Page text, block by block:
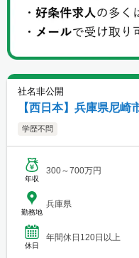
社名非公開
【西日本】兵庫県尼崎
学歴不問
年収
300～700万円
勤務地
兵庫県
休日
年間休日120日以上